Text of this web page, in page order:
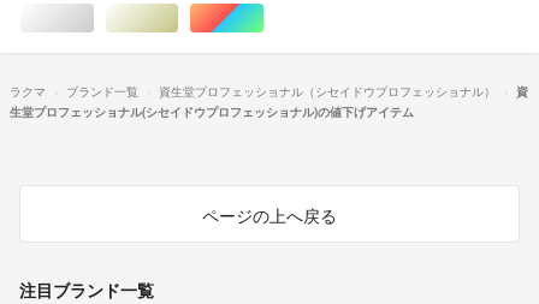
シルバー/銀色系ゴールド/金色系マルチカラー
ラクマ ブランド一覧 資生堂プロフェッショナル（シセイドウプロフェッショナル）
資
生堂プロフェッショナル(シセイドウプロフェッショナル)の値下げアイテム
ページの上へ戻る
注目ブランド一覧